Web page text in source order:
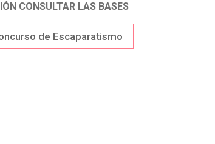
CONSULTAR LAS BASES
de Escaparatismo